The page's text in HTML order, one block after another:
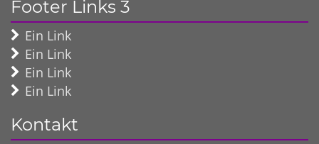
Footer Links 3
Ein Link
Ein Link
Ein Link
Ein Link
Kontakt